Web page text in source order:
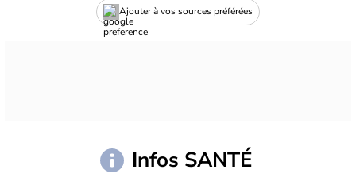
Ajouter à vos sources préférées
Infos SANTÉ